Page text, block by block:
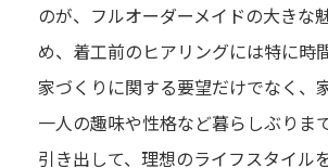
のが、フルオーダーメイドの大きな
め、着工前のヒアリングには特に時
家づくりに関する要望だけでなく、
一人の趣味や性格など暮らしぶりま
引き出して、理想のライフスタイル